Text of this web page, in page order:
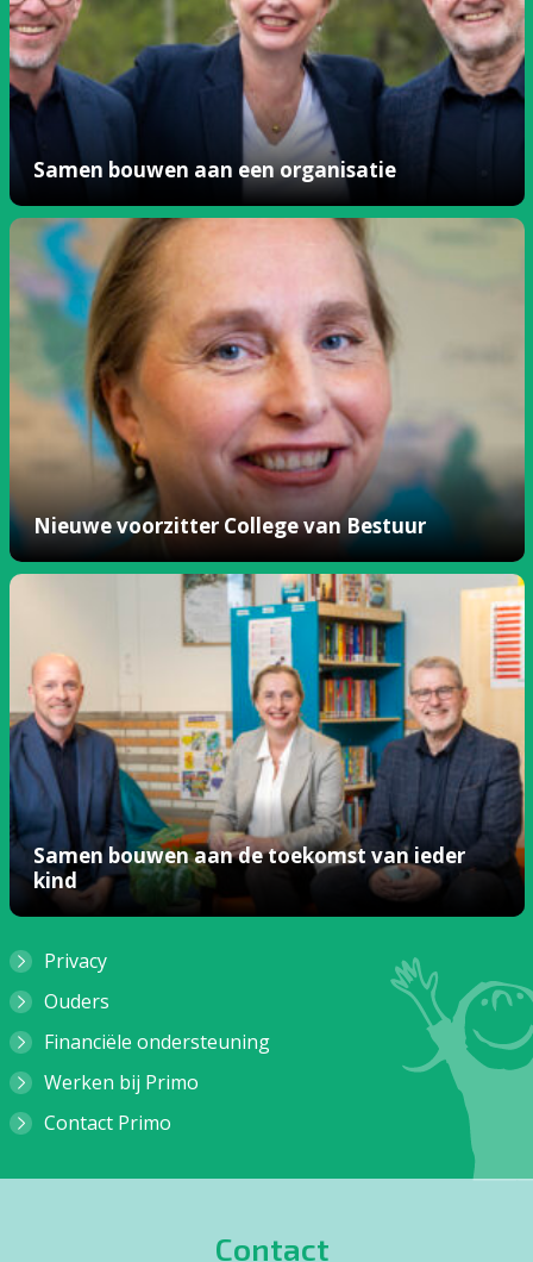
Samen bouwen aan een organisatie
Nieuwe voorzitter College van Bestuur
Samen bouwen aan de toekomst van ieder
kind
Privacy
Ouders
Financiële ondersteuning
Werken bij Primo
Contact Primo
Contact